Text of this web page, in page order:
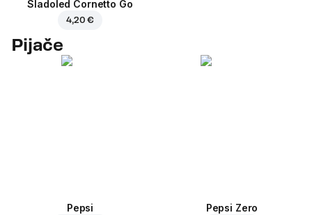
Sladoled Cornetto Go
4,20 €
Pijače
Pepsi Pepsi Zero